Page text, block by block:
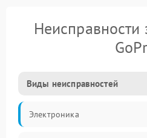
Виды неисправностей
Электроника